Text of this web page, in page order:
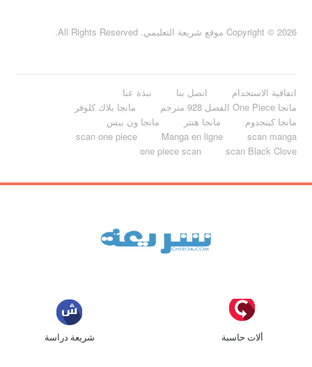
Copyright © 2026 موقع شريعة التعليمي. All Rights Reserved.
اتفاقية الاستخدام اتصل بنا
نبذة عنا
مانجا One Piece الفصل 928 مترجم
مانجا بلاك كلوفر
مانجا كينجدوم
مانجا هنتر
مانجا ون بيس
scan manga
Manga en ligne
scan one piece
scan Black Clove
one piece scan